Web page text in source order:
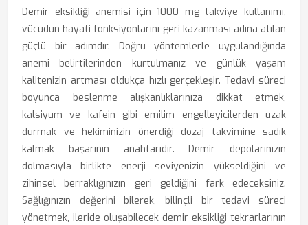
Demir eksikliği anemisi için 1000 mg takviye kullanımı,
vücudun hayati fonksiyonlarını geri kazanması adına atılan
güçlü bir adımdır. Doğru yöntemlerle uygulandığında
anemi belirtilerinden kurtulmanız ve günlük yaşam
kalitenizin artması oldukça hızlı gerçekleşir. Tedavi süreci
boyunca beslenme alışkanlıklarınıza dikkat etmek,
kalsiyum ve kafein gibi emilim engelleyicilerden uzak
durmak ve hekiminizin önerdiği dozaj takvimine sadık
kalmak başarının anahtarıdır. Demir depolarınızın
dolmasıyla birlikte enerji seviyenizin yükseldiğini ve
zihinsel berraklığınızın geri geldiğini fark edeceksiniz.
Sağlığınızın değerini bilerek, bilinçli bir tedavi süreci
yönetmek, ileride oluşabilecek demir eksikliği tekrarlarının